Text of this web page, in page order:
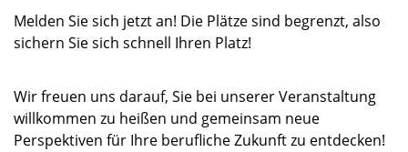
Melden Sie sich jetzt an! Die Plätze sind begrenzt, also
sichern Sie sich schnell Ihren Platz!
Wir freuen uns darauf, Sie bei unserer Veranstaltung
willkommen zu heißen und gemeinsam neue
Perspektiven für Ihre berufliche Zukunft zu entdecken!